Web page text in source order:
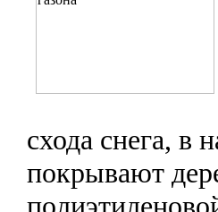
схода снега, в
покрывают